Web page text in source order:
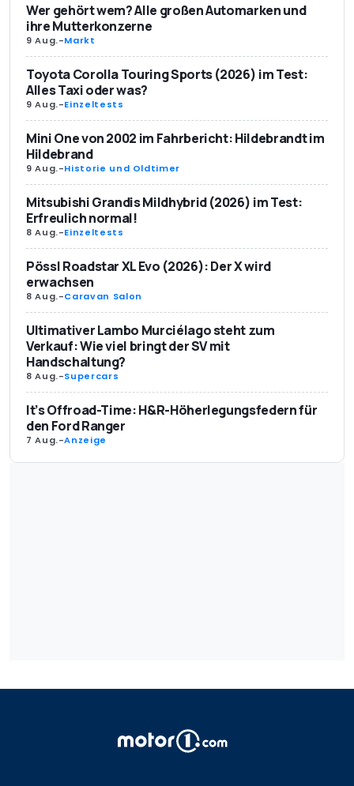
Wer gehört wem? Alle großen Automarken und
ihre Mutterkonzerne
9 Aug.-Markt
Toyota Corolla Touring Sports (2026) im Test:
Alles Taxi oder was?
9 Aug.-Einzeltests
Mini One von 2002 im Fahrbericht: Hildebrandt im
Hildebrand
9 Aug.-Historie und Oldtimer
Mitsubishi Grandis Mildhybrid (2026) im Test:
Erfreulich normal!
8 Aug.-Einzeltests
Pössl Roadstar XL Evo (2026): Der X wird
erwachsen
8 Aug.-Caravan Salon
Ultimativer Lambo Murciélago steht zum
Verkauf: Wie viel bringt der SV mit
Handschaltung?
8 Aug.-Supercars
It’s Offroad-Time: H&R-Höherlegungsfedern für
den Ford Ranger
7 Aug.-Anzeige